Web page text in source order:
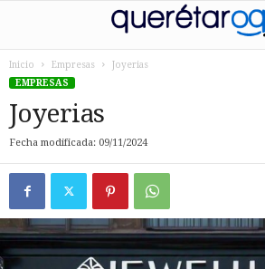
Inicio Empresas
Joyerias
EMPRESAS
Joyerias
Fecha modificada: 09/11/2024